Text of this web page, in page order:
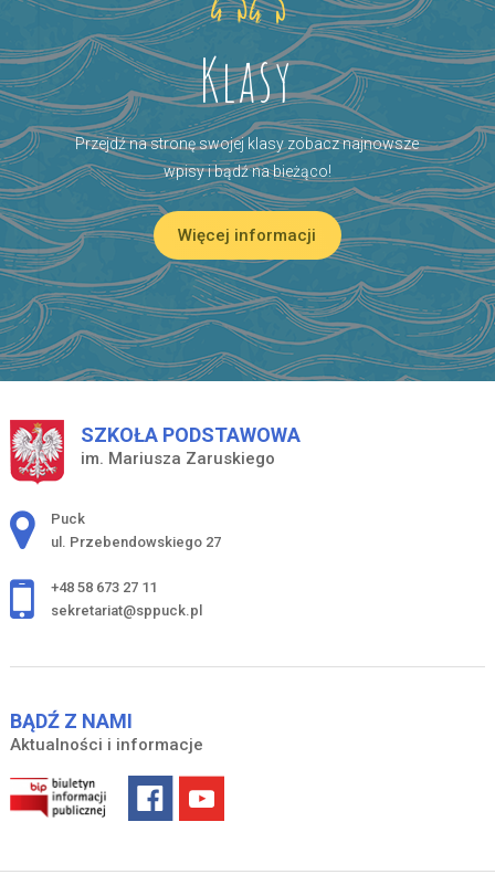
Klasy
Przejdź na stronę swojej klasy zobacz najnowsze
wpisy i bądź na bieżąco!
Więcej informacji
SZKOŁA PODSTAWOWA
im. Mariusza Zaruskiego
Adres pocztowy:
Puck
ul. Przebendowskiego 27
+48 58 673 27 11
sekretariat@sppuck.pl
BĄDŹ Z NAMI
Aktualności i informacje